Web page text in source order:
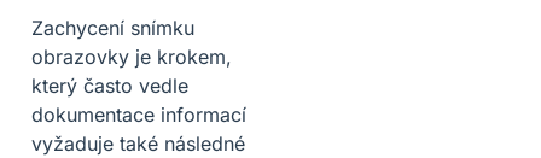
Zachycení snímku
obrazovky je krokem,
který často vedle
dokumentace informací
vyžaduje také následné